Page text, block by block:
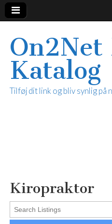
Katalog
Tilføj dit link og bliv synlig på
Kiropraktor